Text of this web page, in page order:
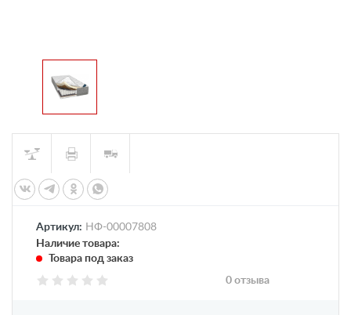
Артикул: НФ-00007808
Наличие товара:
Товара под заказ
0 отзыва